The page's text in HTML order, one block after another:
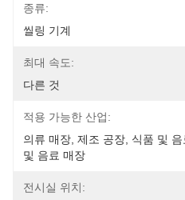
종류:
씰링 기계
최대 속도:
다른 것
적용 가능한 산업:
의류 매장, 제조 공장, 식품 및
및 음료 매장
전시실 위치: